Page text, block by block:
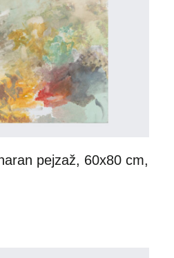
pejzaž, 60x80 cm,